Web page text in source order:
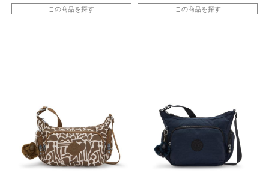
この商品を探す この商品を探す